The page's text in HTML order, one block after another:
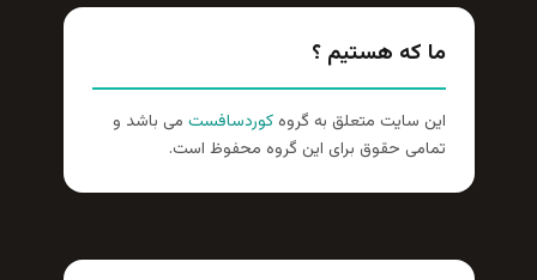
ما که هستیم ؟
این سایت متعلق به گروهکوردسافست می باشد و
تمامی حقوق برای این گروه محفوظ است.